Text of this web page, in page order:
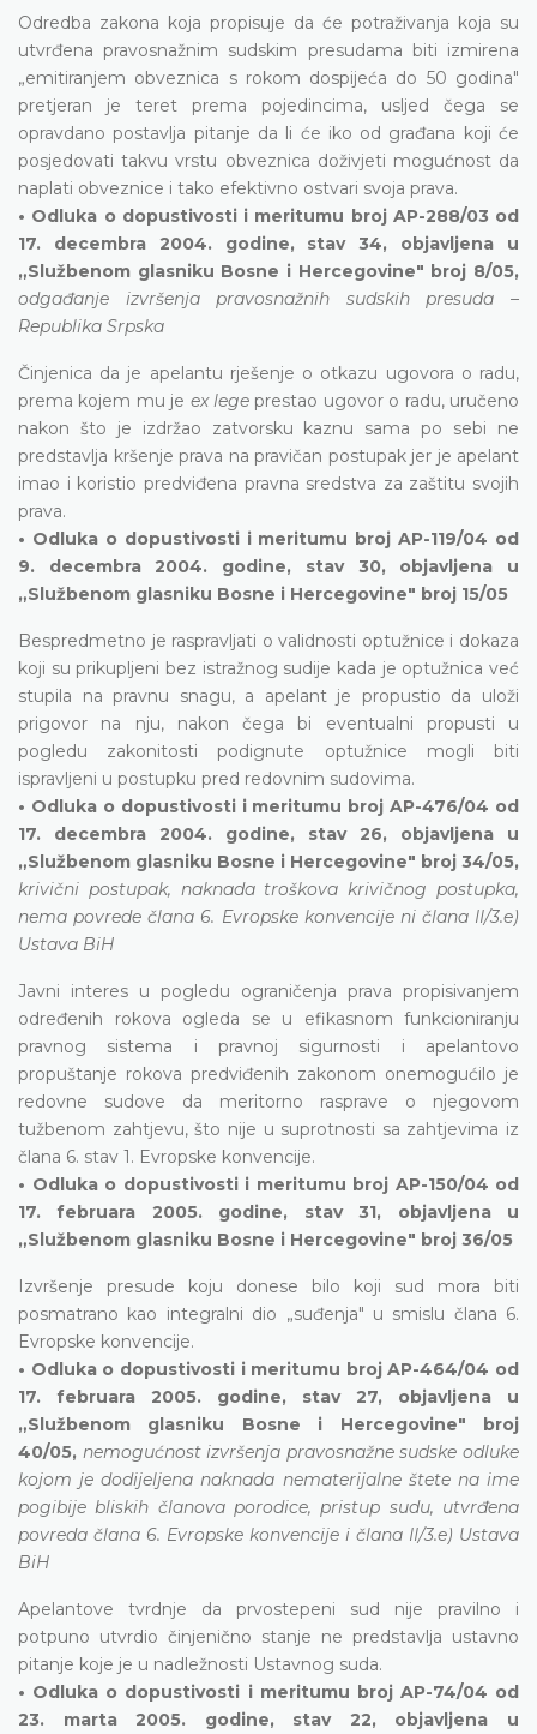
Odredba zakona koja propisuje da će potraživanja koja su
utvrđena pravosnažnim sudskim presudama biti izmirena
„emitiranjem obveznica s rokom dospijeća do 50 godina"
pretjeran je teret prema pojedincima, usljed čega se
opravdano postavlja pitanje da li će iko od građana koji će
posjedovati takvu vrstu obveznica doživjeti mogućnost da
naplati obveznice i tako efektivno ostvari svoja prava.
• Odluka o dopustivosti i meritumu broj AP-288/03 od
17. decembra 2004. godine, stav 34, objavljena u
„Službenom glasniku Bosne i Hercegovine" broj 8/05,
odgađanje izvršenja pravosnažnih sudskih presuda –
Republika Srpska
Činjenica da je apelantu rješenje o otkazu ugovora o radu,
prema kojem mu je ex lege prestao ugovor o radu, uručeno
nakon što je izdržao zatvorsku kaznu sama po sebi ne
predstavlja kršenje prava na pravičan postupak jer je apelant
imao i koristio predviđena pravna sredstva za zaštitu svojih
prava.
• Odluka o dopustivosti i meritumu broj AP-119/04 od
9. decembra 2004. godine, stav 30, objavljena u
„Službenom glasniku Bosne i Hercegovine" broj 15/05
Bespredmetno je raspravljati o validnosti optužnice i dokaza
koji su prikupljeni bez istražnog sudije kada je optužnica već
stupila na pravnu snagu, a apelant je propustio da uloži
prigovor na nju, nakon čega bi eventualni propusti u
pogledu zakonitosti podignute optužnice mogli biti
ispravljeni u postupku pred redovnim sudovima.
• Odluka o dopustivosti i meritumu broj AP-476/04 od
17. decembra 2004. godine, stav 26, objavljena u
„Službenom glasniku Bosne i Hercegovine" broj 34/05,
krivični postupak, naknada troškova krivičnog postupka,
nema povrede člana 6. Evropske konvencije ni člana II/3.e)
Ustava BiH
Javni interes u pogledu ograničenja prava propisivanjem
određenih rokova ogleda se u efikasnom funkcioniranju
pravnog sistema i pravnoj sigurnosti i apelantovo
propuštanje rokova predviđenih zakonom onemogućilo je
redovne sudove da meritorno rasprave o njegovom
tužbenom zahtjevu, što nije u suprotnosti sa zahtjevima iz
člana 6. stav 1. Evropske konvencije.
• Odluka o dopustivosti i meritumu broj AP-150/04 od
17. februara 2005. godine, stav 31, objavljena u
„Službenom glasniku Bosne i Hercegovine" broj 36/05
Izvršenje presude koju donese bilo koji sud mora biti
posmatrano kao integralni dio „suđenja" u smislu člana 6.
Evropske konvencije.
• Odluka o dopustivosti i meritumu broj AP-464/04 od
17. februara 2005. godine, stav 27, objavljena u
„Službenom glasniku Bosne i Hercegovine" broj
40/05, nemogućnost izvršenja pravosnažne sudske odluke
kojom je dodijeljena naknada nematerijalne štete na ime
pogibije bliskih članova porodice, pristup sudu, utvrđena
povreda člana 6. Evropske konvencije i člana II/3.e) Ustava
BiH
Apelantove tvrdnje da prvostepeni sud nije pravilno i
potpuno utvrdio činjenično stanje ne predstavlja ustavno
pitanje koje je u nadležnosti Ustavnog suda.
• Odluka o dopustivosti i meritumu broj AP-74/04 od
23. marta 2005. godine, stav 22, objavljena u